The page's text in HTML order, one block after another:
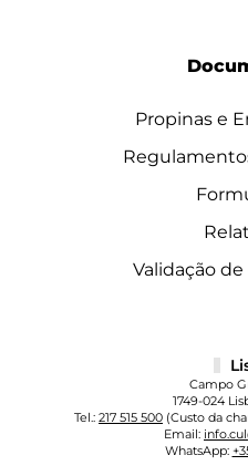
Propinas e
Validação
Campo
1749-024
Tel.: 217 515 500 (Custo da
Email:
WhatsApp: